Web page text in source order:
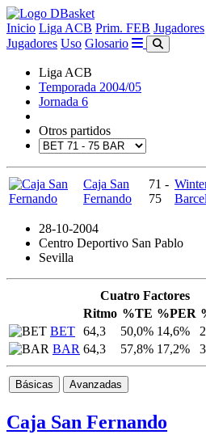
Inicio Liga ACB Prim. FEB Jugadores
Jugadores Uso Glosario
Liga ACB
Temporada 2004/05
Jornada 6
Otros partidos
Caja San
Fernando
71 -
75
28-10-2004
Centro Deportivo San Pablo
Sevilla
Cuatro Factores
Ritmo %TE %PER
BET 64,3 50,0% 14,6%
BAR 64,3 57,8% 17,2%
Básicas Avanzadas
Caja San Fernando